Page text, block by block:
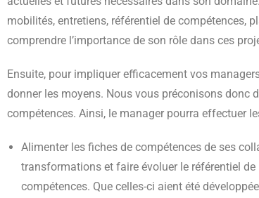
mobilités, entretiens, référentiel de compétences,
comprendre l’importance de son rôle dans ces
Ensuite, pour impliquer efficacement vos
donner les moyens. Nous vous préconisons donc
compétences. Ainsi, le manager pourra effectuer
Alimenter les fiches de compétences de ses
transformations et faire évoluer le référentiel de
compétences. Que celles-ci aient été